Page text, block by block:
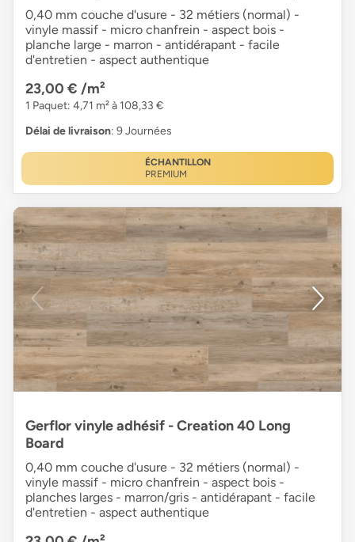
0,40 mm couche d'usure - 32 métiers (normal) -
vinyle massif - micro chanfrein - aspect bois -
planche large - marron - antidérapant - facile
d'entretien - aspect authentique
23,00 € /m²
1 Paquet: 4,71 m² à 108,33 €
Délai de livraison: 9 Journées
ÉCHANTILLON
PREMIUM
Gerflor vinyle adhésif - Creation 40 Long
Board
0,40 mm couche d'usure - 32 métiers (normal) -
vinyle massif - micro chanfrein - aspect bois -
planches larges - marron/gris - antidérapant - facile
d'entretien - aspect authentique